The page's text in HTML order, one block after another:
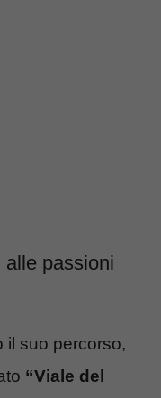
passioni
il suo percorso,
“Viale del